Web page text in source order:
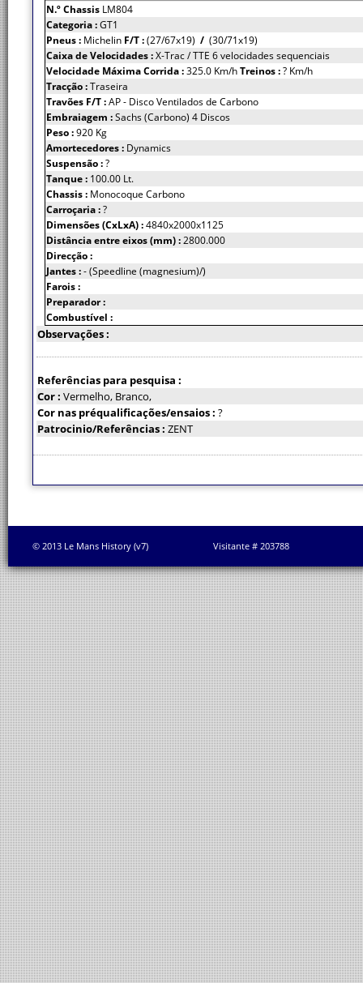
N.º Chassis LM804
Categoria :GT1
Pneus : Michelin F/T :(27/67x19) / (30/71x19)
Caixa de Velocidades :X-Trac / TTE 6 velocidades sequenciais
Velocidade Máxima Corrida :325.0 Km/hTreinos :? Km/h
Tracção :Traseira
Travões F/T :AP - Disco Ventilados de Carbono
Embraiagem :Sachs (Carbono) 4 Discos
Peso :920 Kg
Amortecedores : Dynamics
Suspensão :?
Tanque : 100.00 Lt.
Chassis : Monocoque Carbono
Carroçaria :?
Dimensões (CxLxA) :4840x2000x1125
Distância entre eixos (mm) :2800.000
Direcção :
Jantes :- (Speedline (magnesium)/)
Farois :
Preparador :
Combustível :
Observações :
Referências para pesquisa :
Cor : Vermelho, Branco,
Cor nas préqualificações/ensaios : ?
Patrocinio/Referências : ZENT
© 2013 Le Mans History (v7) Visitante # 203788